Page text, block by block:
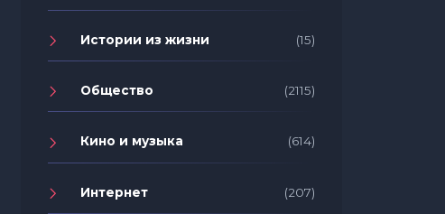
Истории из жизни (15)
Общество (2115)
Кино и музыка (614)
Интернет (207)